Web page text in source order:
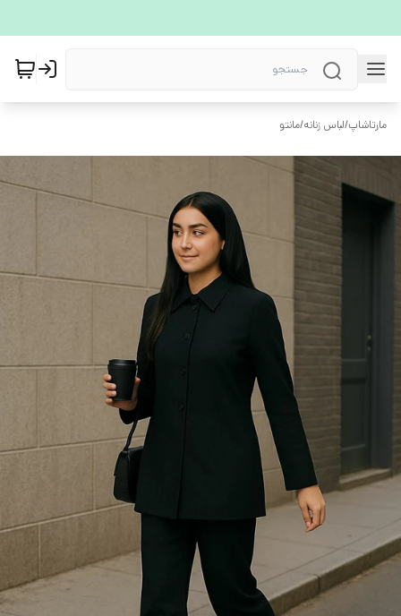
مارتاشاپ/لباس زنانه/مانتو